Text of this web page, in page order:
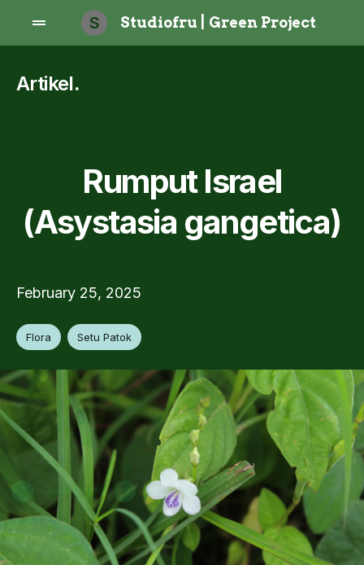
S Studiofru | Green Project
Artikel.
Rumput Israel
(Asystasia gangetica)
February 25, 2025
Flora Setu Patok